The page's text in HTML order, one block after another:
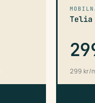
Telia
299 kr/